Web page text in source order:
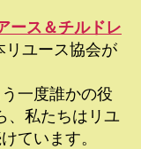
ース＆チルドレ
リユース協会が
一度誰かの役
、私たちはリユ
ています。